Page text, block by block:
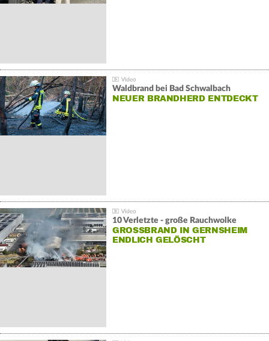
Waldbrand bei Bad Schwalbach
NEUER BRANDHERD ENTDECKT
10 Verletzte - große Rauchwolke
GROSSBRAND IN GERNSHEIM E
NDLICH GELÖSCHT